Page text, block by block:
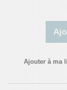
Ajouter à ma